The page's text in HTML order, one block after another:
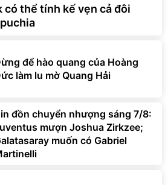
có thể tính kế vẹn cả đôi
để hào quang của Hoàng
làm lu mờ Quang Hải
đồn chuyển nhượng sáng 7/8:
mượn Joshua Zirkzee;
muốn có Gabriel